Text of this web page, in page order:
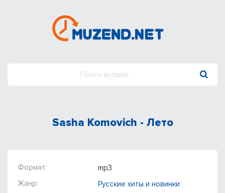
Sasha Komovich - Лето
Формат:
mp3
Жанр:
Русские хиты и новинки